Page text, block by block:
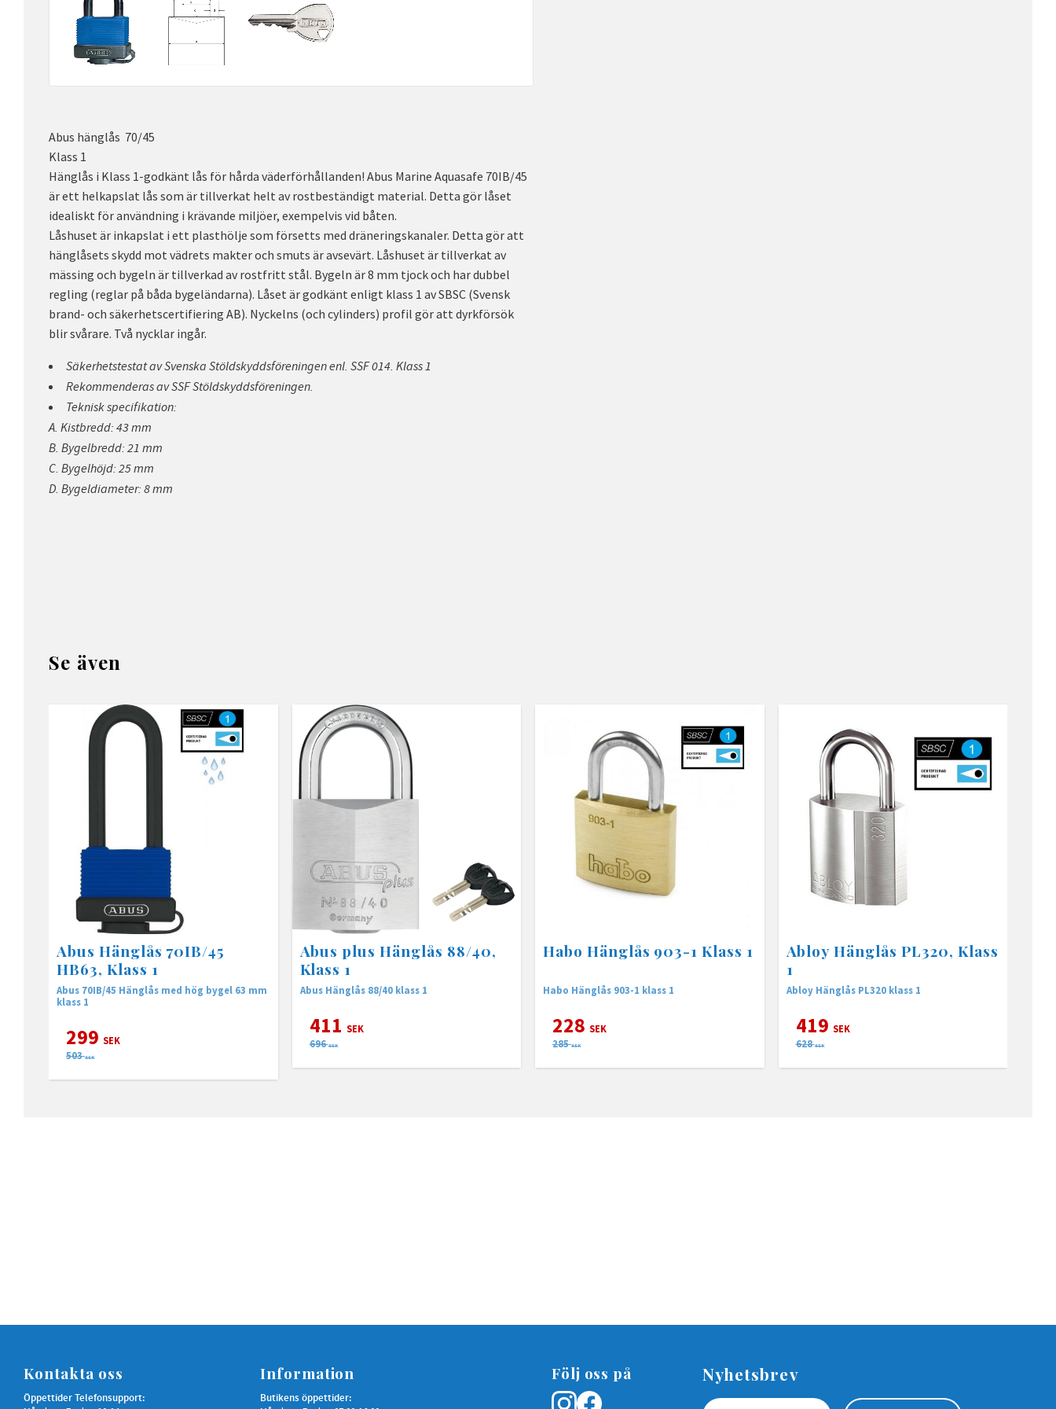
Abus hänglås 70/45
Klass 1
Hänglås i Klass 1-godkänt lås för hårda väderförhållanden! Abus Marine Aquasafe 70IB/45
är ett helkapslat lås som är tillverkat helt av rostbeständigt material. Detta gör låset
idealiskt för användning i krävande miljöer, exempelvis vid båten.
Låshuset är inkapslat i ett plasthölje som försetts med dräneringskanaler. Detta gör att
hänglåsets skydd mot vädrets makter och smuts är avsevärt. Låshuset är tillverkat av
mässing och bygeln är tillverkad av rostfritt stål. Bygeln är 8 mm tjock och har dubbel
regling (reglar på båda bygeländarna). Låset är godkänt enligt klass 1 av SBSC (Svensk
brand- och säkerhetscertifiering AB). Nyckelns (och cylinders) profil gör att dyrkförsök
blir svårare. Två nycklar ingår.
Säkerhetstestat av Svenska Stöldskyddsföreningen enl. SSF 014. Klass 1
Rekommenderas av SSF Stöldskyddsföreningen.
Teknisk specifikation:
A. Kistbredd: 43 mm
B. Bygelbredd: 21 mm
C. Bygelhöjd: 25 mm
D. Bygeldiameter: 8 mm
Se även
Abus Hänglås 70IB/45
HB63, Klass 1
Abus 70IB/45 Hänglås med hög bygel 63 mm
klass 1
299 SEK
503 SEK
Abus plus Hänglås 88/40,
Klass 1
Abus Hänglås 88/40 klass 1
411 SEK
696 SEK
Habo Hänglås 903-1 Klass 1
Habo Hänglås 903-1 klass 1
228 SEK
285 SEK
Abloy Hänglås PL320, Klass
1
Abloy Hänglås PL320 klass 1
419 SEK
628 SEK
Kontakta oss
Öppettider Telefonsupport:
Information
Butikens öppettider:
Följ oss på Nyhetsbrev